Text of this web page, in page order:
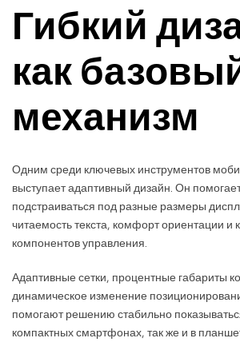
Гибкий
как
механизм
Одним среди ключевых инструментов
выступает адаптивный дизайн. Он
подстраиваться под разные размеры
читаемость текста, комфорт ориентации и
компонентов управления.
Адаптивные сетки, процентные габариты
динамическое изменение
помогают решению стабильно
компактных смартфонах, так же и в